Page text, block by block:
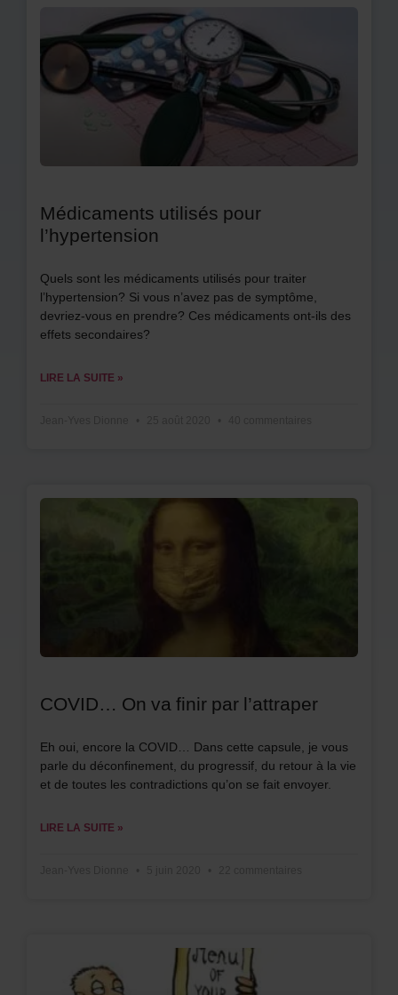
Médicaments utilisés pour
l’hypertension
Quels sont les médicaments utilisés pour traiter
l’hypertension? Si vous n’avez pas de symptôme,
devriez-vous en prendre? Ces médicaments ont-ils des
effets secondaires?
LIRE LA SUITE »
COVID… On va finir par l’attraper
Eh oui, encore la COVID… Dans cette capsule, je vous
parle du déconfinement, du progressif, du retour à la vie
et de toutes les contradictions qu’on se fait envoyer.
LIRE LA SUITE »